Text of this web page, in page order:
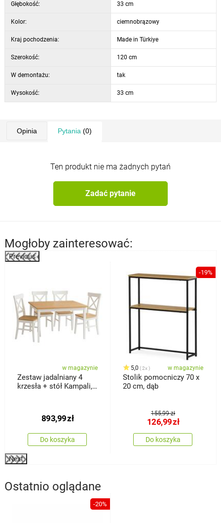
Głębokość: 33 cm
Kolor: ciemnobrązowy
Kraj pochodzenia: Made in Türkiye
Szerokość: 120 cm
W demontażu: tak
Wysokość: 33 cm
Opinia Pytania (0)
Ten produkt nie ma żadnych pytań
Zadać pytanie
Mogłoby zainteresować:
Previous
w magazynie
Zestaw jadalniany 4
krzesła + stół Kampali,
893,99zł
Do koszyka
-19%
5,0 2x w magazynie
Stolik pomocniczy 70 x
20 cm, dąb
155,99 zł
126,99zł
Do koszyka
Next
Ostatnio oglądane
-20%